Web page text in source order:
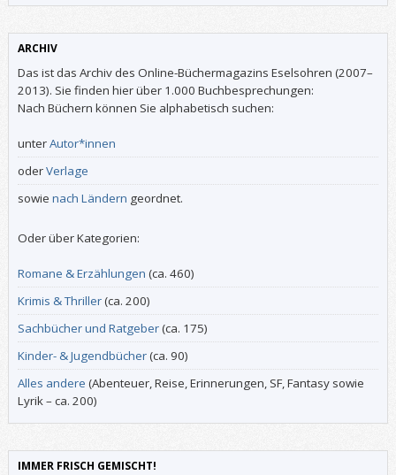
ARCHIV
Das ist das Archiv des Online-Büchermagazins Eselsohren (2007–
2013). Sie finden hier über 1.000 Buchbesprechungen:
Nach Büchern können Sie alphabetisch suchen:
unterAutor*innen
oderVerlage
sowie nach Ländern geordnet.
Oder über Kategorien:
Romane & Erzählungen (ca. 460)
Krimis & Thriller(ca. 200)
Sachbücher und Ratgeber(ca. 175)
Kinder- & Jugendbücher(ca. 90)
Alles andere (Abenteuer, Reise, Erinnerungen, SF, Fantasy sowie
Lyrik – ca. 200)
IMMER FRISCH GEMISCHT!